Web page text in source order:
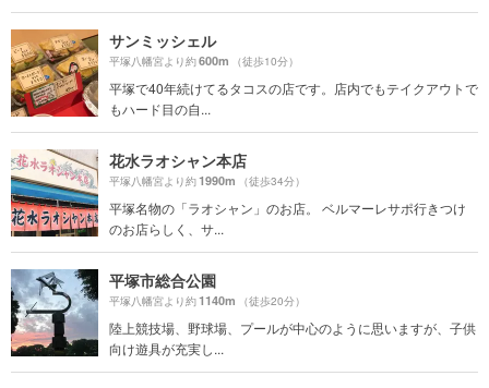
サンミッシェル
平塚八幡宮より約600m （徒歩10分）
平塚で40年続けてるタコスの店です。店内でもテイクアウトで
もハード目の自...
花水ラオシャン本店
平塚八幡宮より約1990m （徒歩34分）
平塚名物の「ラオシャン」のお店。 ベルマーレサポ行きつけ
のお店らしく、サ...
平塚市総合公園
平塚八幡宮より約1140m （徒歩20分）
陸上競技場、野球場、プールが中心のように思いますが、子供
向け遊具が充実し...